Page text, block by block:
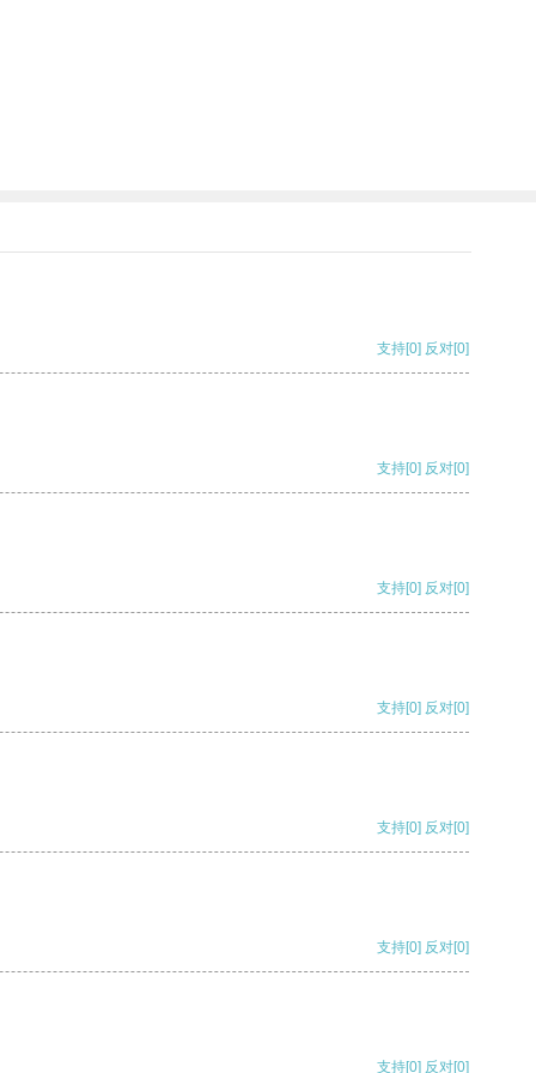
支持[0] 反对[0]
支持[0] 反对[0]
支持[0] 反对[0]
支持[0] 反对[0]
支持[0] 反对[0]
支持[0] 反对[0]
支持[0] 反对[0]